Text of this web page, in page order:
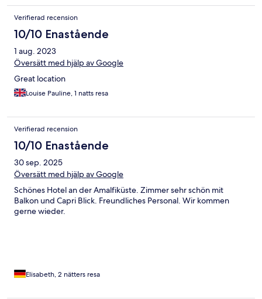
Verifierad recension
10/10 Enastående
1 aug. 2023
Översätt med hjälp av Google
Great location
Louise Pauline, 1 natts resa
Verifierad recension
10/10 Enastående
30 sep. 2025
Översätt med hjälp av Google
Schönes Hotel an der Amalfiküste. Zimmer sehr schön mit
Balkon und Capri Blick. Freundliches Personal. Wir kommen
gerne wieder.
Elisabeth, 2 nätters resa